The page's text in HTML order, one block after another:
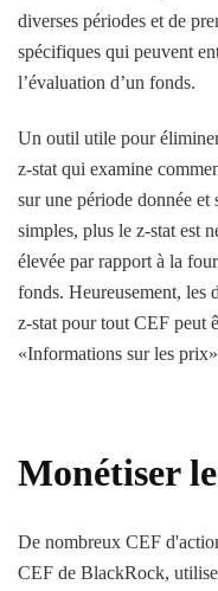
diverses périodes et de
spécifiques qui peuvent
l’évaluation d’un fonds.
Un outil utile pour
z-stat qui examine
sur une période donnée et
simples, plus le z-stat est
élevée par rapport à la
fonds. Heureusement, les
z-stat pour tout CEF peut
«Informations sur les
Monétiser
De nombreux CEF
CEF de BlackRock,